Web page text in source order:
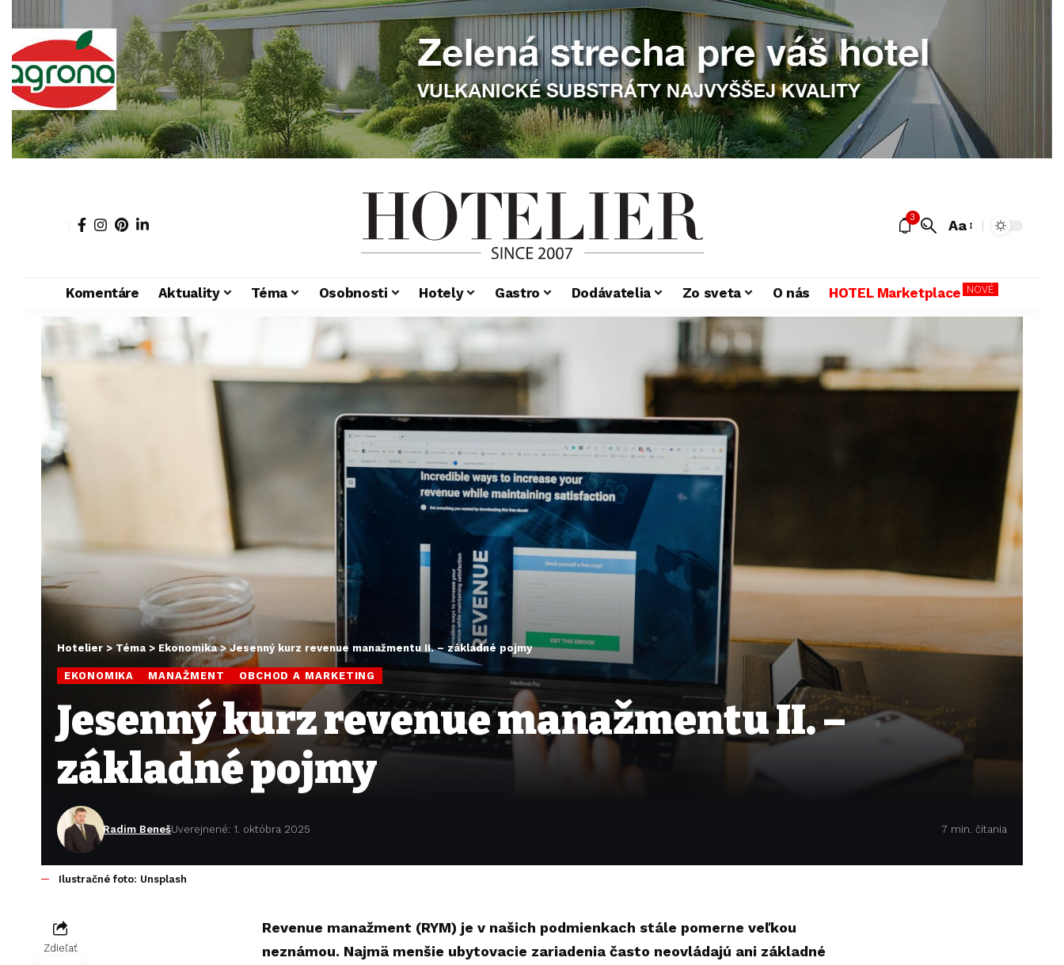
3 Aa
Komentáre Aktuality Téma Osobnosti Hotely Gastro Dodávatelia Zo sveta O nás HOTEL Marketplace NOVÉ
Hotelier > Téma > Ekonomika>Jesenný kurz revenue manažmentu II. – základné pojmy
EKONOMIKA MANAŽMENT OBCHOD A MARKETING
Jesenný kurz revenue manažmentu II. –
základné pojmy
Radim BenešUverejnené: 1. októbra 2025 7 min. čítania
Ilustračné foto: Unsplash
Zdieľať
Revenue manažment (RYM) je v našich podmienkach stále pomerne veľkou
neznámou. Najmä menšie ubytovacie zariadenia často neovládajú ani základné